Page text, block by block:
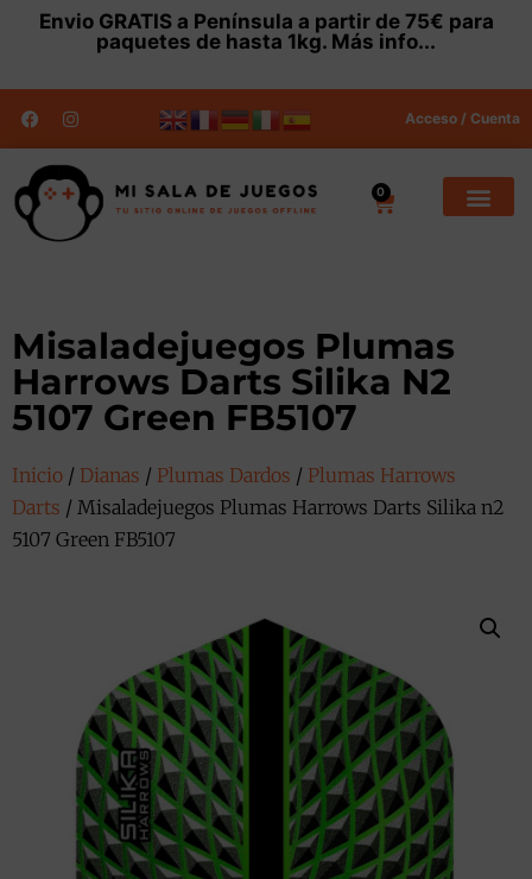
Envio GRATISa Península a partir de 75€ para
paquetes de hasta 1kg. Más info...
Acceso / Cuenta
0
Misaladejuegos Plumas
Harrows Darts Silika N2
5107 Green FB5107
Inicio / Dianas / Plumas Dardos / Plumas Harrows
Darts / Misaladejuegos Plumas Harrows Darts Silika n2
5107 Green FB5107